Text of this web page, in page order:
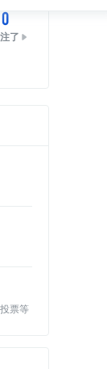
0
了
票等